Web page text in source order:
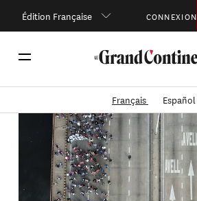
Édition Française CONNEXION
Français Español